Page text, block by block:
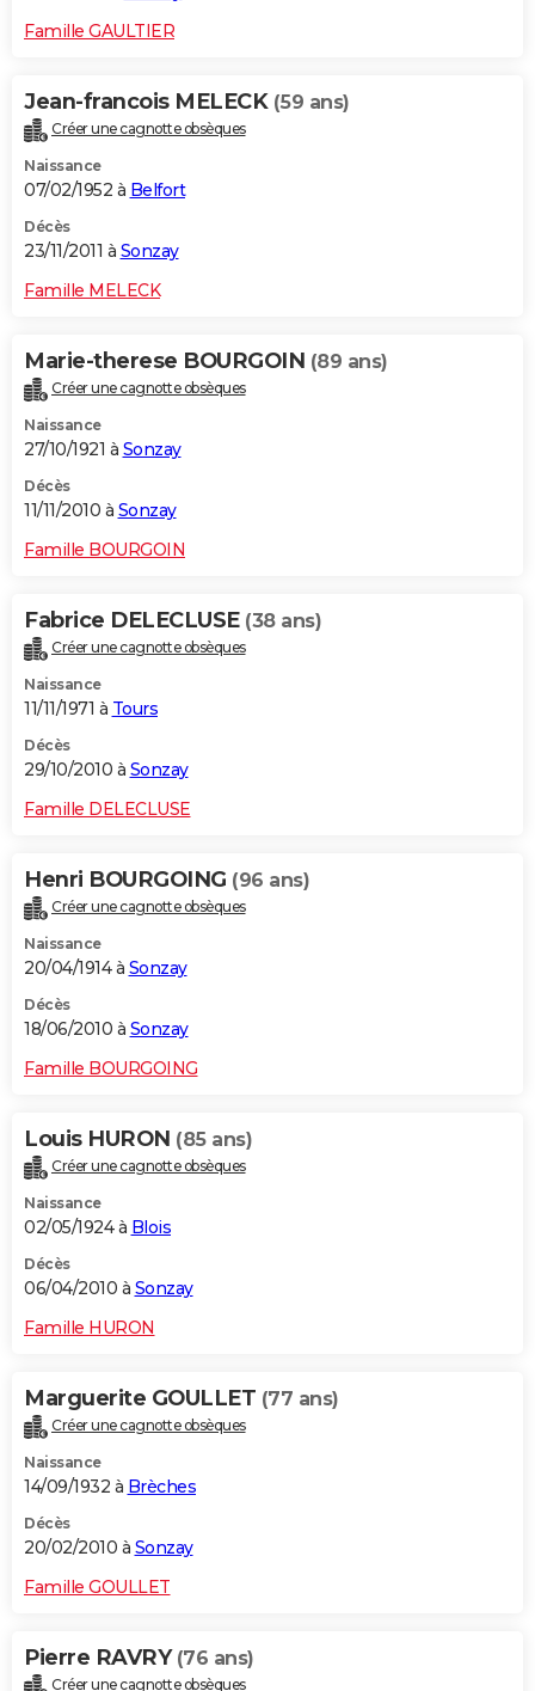
Famille GAULTIER
Jean-francois MELECK (59 ans)
Créer une cagnotte obsèques
Naissance
07/02/1952 à Belfort
Décès
23/11/2011 à Sonzay
Famille MELECK
Marie-therese BOURGOIN (89 ans)
Créer une cagnotte obsèques
Naissance
27/10/1921 à Sonzay
Décès
11/11/2010 à Sonzay
Famille BOURGOIN
Fabrice DELECLUSE (38 ans)
Créer une cagnotte obsèques
Naissance
11/11/1971 à Tours
Décès
29/10/2010 à Sonzay
Famille DELECLUSE
Henri BOURGOING (96 ans)
Créer une cagnotte obsèques
Naissance
20/04/1914 à Sonzay
Décès
18/06/2010 à Sonzay
Famille BOURGOING
Louis HURON (85 ans)
Créer une cagnotte obsèques
Naissance
02/05/1924 à Blois
Décès
06/04/2010 à Sonzay
Famille HURON
Marguerite GOULLET (77 ans)
Créer une cagnotte obsèques
Naissance
14/09/1932 à Brèches
Décès
20/02/2010 à Sonzay
Famille GOULLET
Pierre RAVRY (76 ans)
Créer une cagnotte obsèques